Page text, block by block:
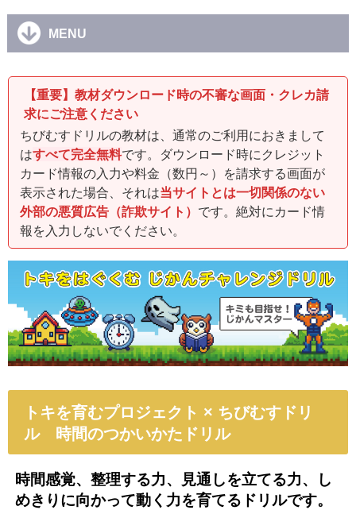
MENU
【重要】教材ダウンロード時の不審な画面・クレカ請
求にご注意ください
ちびむすドリルの教材は、通常のご利用におきまして
はすべて完全無料です。ダウンロード時にクレジット
カード情報の入力や料金（数円～）を請求する画面が
表示された場合、それは当サイトとは一切関係のない
外部の悪質広告（詐欺サイト） です。絶対にカード情
報を入力しないでください。
トキを育むプロジェクト × ちびむすドリ
ル 時間のつかいかたドリル
時間感覚、整理する力、見通しを立てる力、し
めきりに向かって動く力を育てるドリルです。